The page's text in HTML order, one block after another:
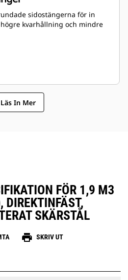
sidostängerna för in
kvarhållning och mindre
Läs In Mer
FÖR 1,9 M3
DIREKTINFÄST,
SKÄRSTÅL
print SKRIV UT